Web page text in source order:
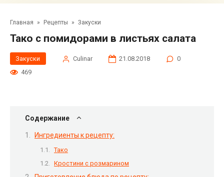
Главная » Рецепты » Закуски
Тако с помидорами в листьях салата
Закуски Сulinar 21.08.2018
0
469
Содержание
Ингредиенты к рецепту:
Тако
Кростини с розмарином